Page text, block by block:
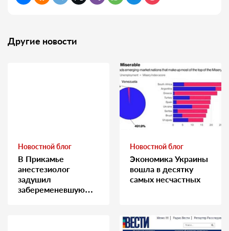
Другие новости
Новостной блог
В Прикамье
анестезиолог
задушил
забеременевшую
Новостной блог
Экономика Украины
вошла в десятку
самых несчастных